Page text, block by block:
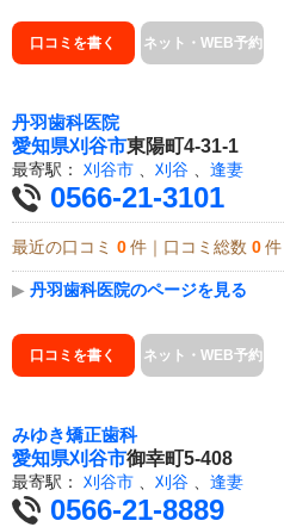
口コミを書く ネット・WEB予約
丹羽歯科医院
愛知県刈谷市東陽町4-31-1
最寄駅： 刈谷市 刈谷 逢妻
0566-21-3101
最近の口コミ 0 件｜口コミ総数 0 件
▶ 丹羽歯科医院のページを見る
口コミを書く ネット・WEB予約
みゆき矯正歯科
愛知県刈谷市御幸町5-408
最寄駅： 刈谷市 刈谷 逢妻
0566-21-8889